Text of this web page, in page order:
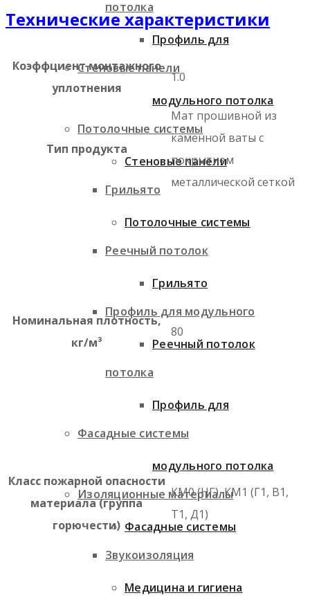
потолка
Стеновые панели
Потолочные системы
Грильято
Реечный потолок
Профиль для модульного
потолка
Фасадные системы
Изоляционные материалы
Звукоизоляция
Профиль для
модульного потолка
Стеновые панели
Потолочные системы
Грильято
Реечный потолок
Профиль для
модульного потолка
Фасадные системы
Медицина и гигиена
Технические характеристики
Коэффциент монтажного
уплотнения
1.0
Тип продукта
Мат прошивной из
каменной ваты с
покрытием
металлической сеткой
Номинальная плотность,
кг/м³
80
Класс пожарной опасности
материала (группа
горючести)
КМ0 (НГ), КМ1 (Г1, В1,
Т1, Д1)